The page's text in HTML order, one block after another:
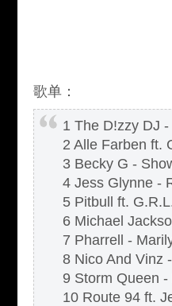
歌单：
1 The D!zzy DJ
2 Alle Farben ft.
3 Becky G -
4 Jess Glynne -
5 Pitbull ft.
6 Michael
7 Pharrell -
8 Nico And Vinz
9 Storm Queen
10 Route 94 ft.